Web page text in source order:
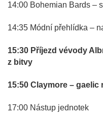
14:00 Bohemian Bards –
14:35 Módní přehlídka –
15:30 Příjezd vévody
z bitvy
15:50 Claymore – gaelic
17:00 Nástup jednotek